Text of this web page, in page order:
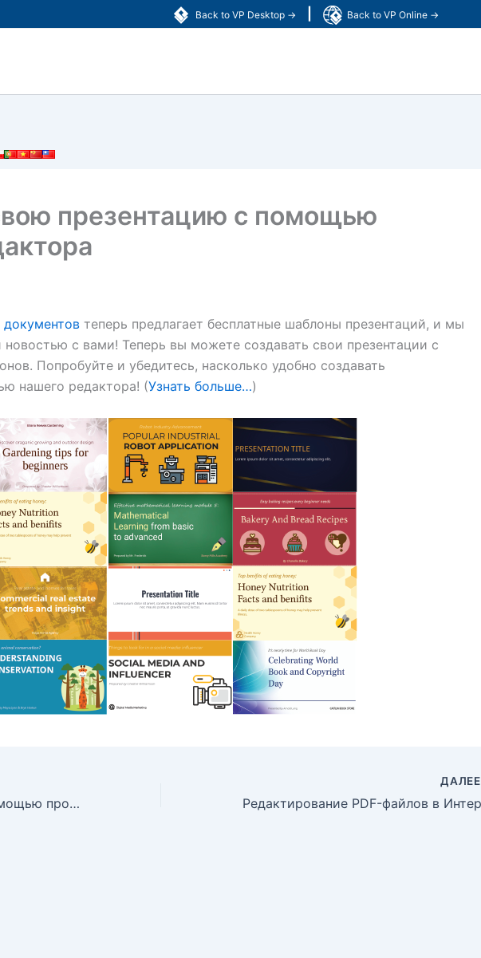
Back to VP Desktop → Back to VP Online →
презентацию с помощью
теперь предлагает бесплатные шаблоны презентаций, и мы
новостью с вами! Теперь вы можете создавать свои презентации с
Попробуйте и убедитесь, насколько удобно создавать
нашего редактора! (Узнать больше…)
Просмотр PowerPoint с помощью просмотра PowerPoint в Интернете
ДАЛЕЕ